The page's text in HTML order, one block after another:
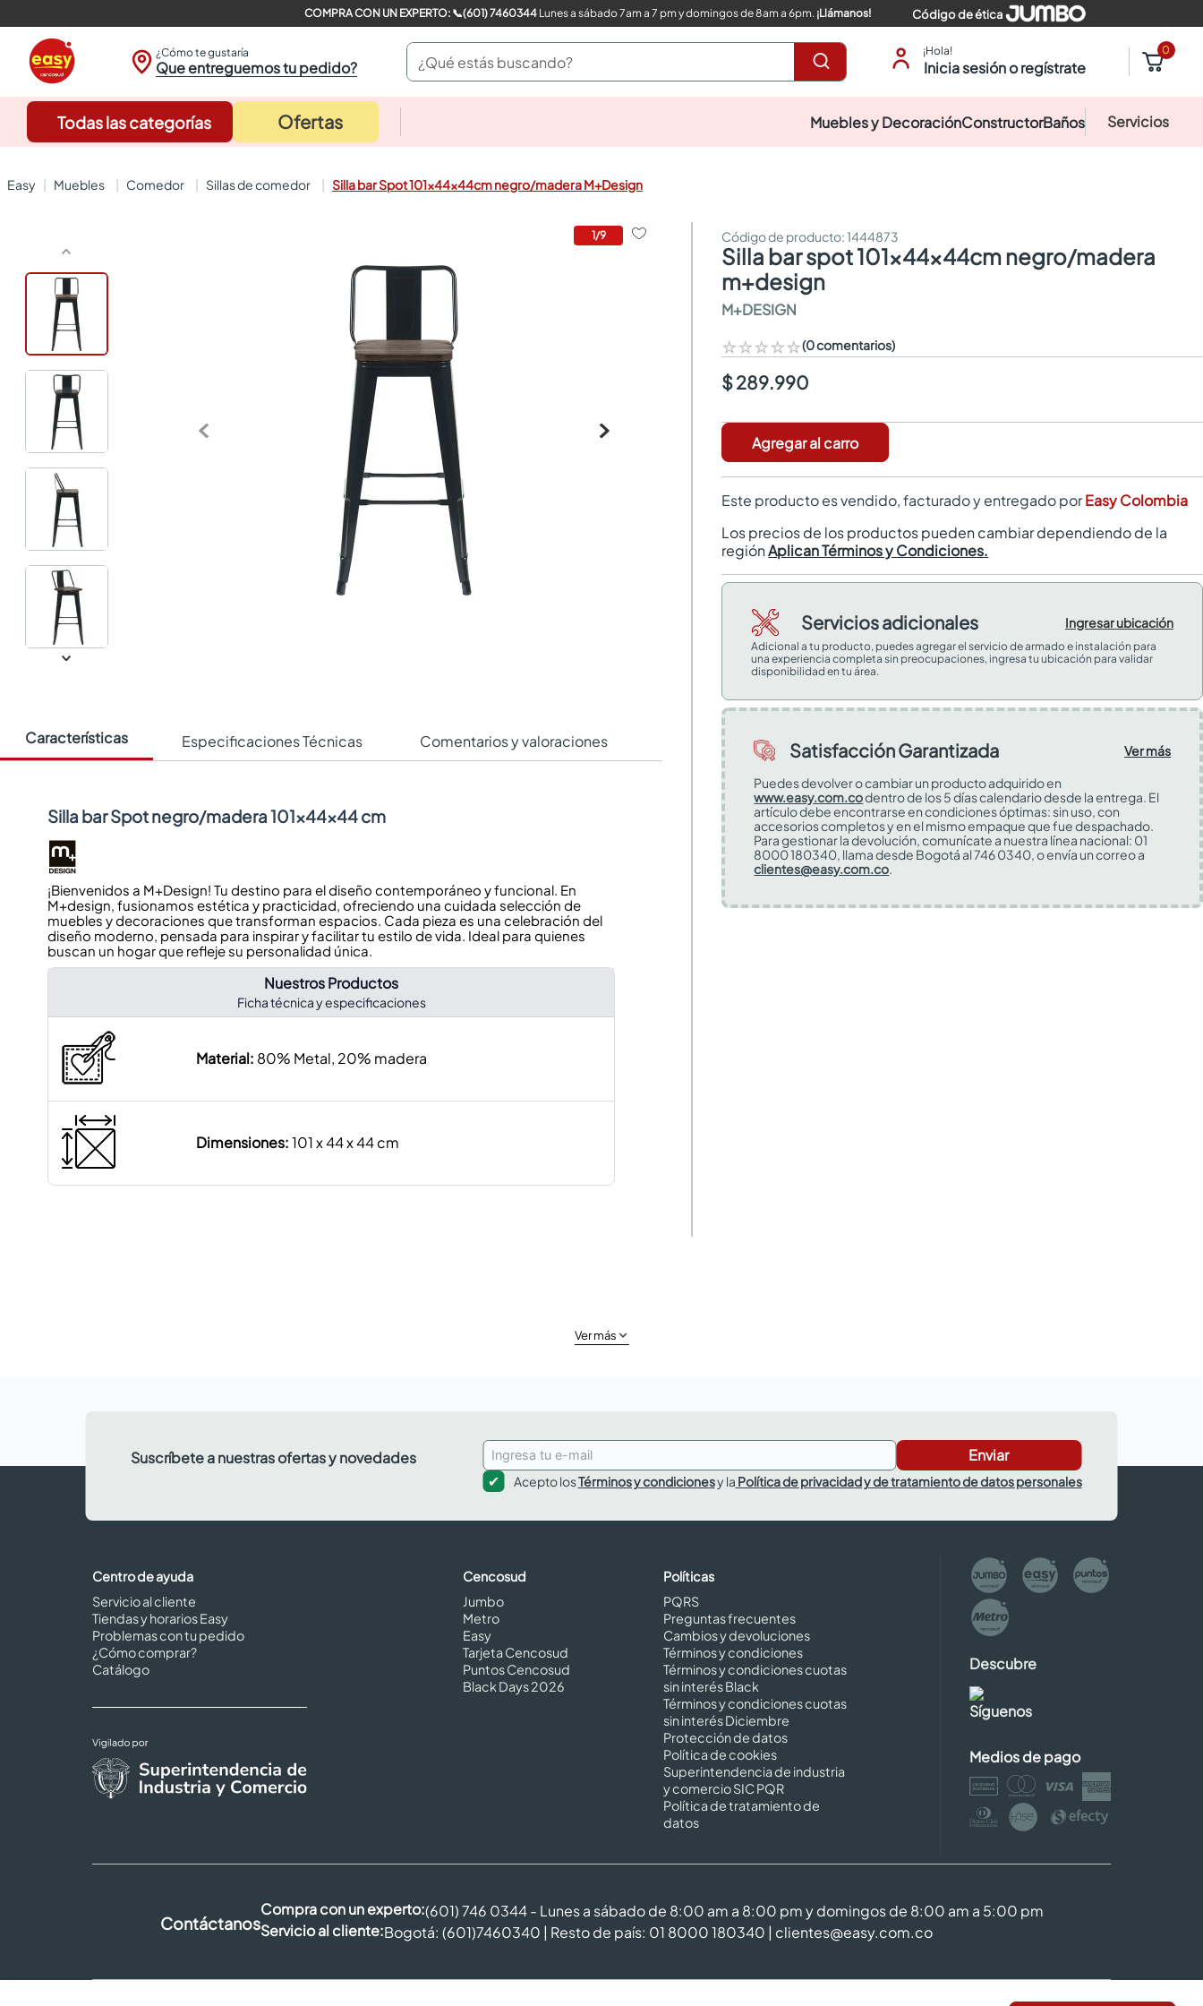
COMPRA CON UN EXPERTO: 📞(601) 7460344Lunes a sábado 7am a 7 pm y domingos de 8am a 6pm. ¡Llámanos! Código de ética
¿Cómo te gustaría
Que entreguemos tu pedido?
¿Qué estás buscando? ¡Hola!
Inicia sesión o regístrate
0
Todas las categorías Ofertas Muebles y DecoraciónConstructorBaños Servicios
muebles comedor sillas de comedor Silla bar Spot 101x44x44cm negro/madera M+Design
1/9
Características Especificaciones Técnicas Comentarios y valoraciones
Silla bar Spot negro/madera 101x44x44 cm
¡Bienvenidos a M+Design! Tu destino para el diseño contemporáneo y funcional. En
M+design, fusionamos estética y practicidad, ofreciendo una cuidada selección de
muebles y decoraciones que transforman espacios. Cada pieza es una celebración del
diseño moderno, pensada para inspirar y facilitar tu estilo de vida. Ideal para quienes
buscan un hogar que refleje su personalidad única.
Nuestros Productos
Ficha técnica y especificaciones
Material: 80% Metal, 20% madera
Dimensiones:101 x 44 x 44 cm
:1444873
silla bar spot 101x44x44cm negro/madera
m+design
M+DESIGN
☆☆☆☆☆(0 comentarios)
$ 289.990
Agregar al carro
Este producto es vendido, facturado y entregado porEasy Colombia
Los precios de los productos pueden cambiar dependiendo de la
regiónAplican Términos y Condiciones.
Servicios adicionales Ingresar ubicación
Adicional a tu producto, puedes agregar el servicio de armado e instalación para
una experiencia completa sin preocupaciones, ingresa tu ubicación para validar
disponibilidad en tu área.
Satisfacción Garantizada
Ver más
Puedes devolver o cambiar un producto adquirido en
www.easy.com.codentro de los 5 días calendario desde la entrega. El
artículo debe encontrarse en condiciones óptimas: sin uso, con
accesorios completos y en el mismo empaque que fue despachado.
Para gestionar la devolución, comunícate a nuestra línea nacional: 01
8000 180340, llama desde Bogotá al 746 0340, o envía un correo a
clientes@easy.com.co.
Ver más
Suscríbete a nuestras ofertas y novedades Enviar
Acepto losTérminos y condicionesy la Política de privacidad y de tratamiento de datos personales
Centro de ayuda
Servicio al cliente
Tiendas y horarios Easy
Problemas con tu pedido
¿Cómo comprar?
Catálogo
Cencosud
Jumbo
Metro
Easy
Tarjeta Cencosud
Puntos Cencosud
Black Days 2026
Políticas
PQRS
Preguntas frecuentes
Cambios y devoluciones
Términos y condiciones
Términos y condiciones cuotas
sin interés Black
Términos y condiciones cuotas
sin interés Diciembre
Protección de datos
Política de cookies
Superintendencia de industria
y comercio SIC PQR
Política de tratamiento de
datos
Descubre
Síguenos
Medios de pago
Contáctanos
Compra con un experto:(601) 746 0344 - Lunes a sábado de 8:00 am a 8:00 pm y domingos de 8:00 am a 5:00 pm
Servicio al cliente:Bogotá: (601)7460340 | Resto de país: 01 8000 180340 | clientes@easy.com.co
closet
sanitarios
comedores
armarios closet
neveras